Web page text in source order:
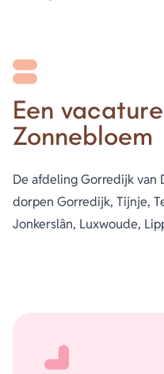
Een
Zonnebloem
De afdeling Gorredijk van
dorpen Gorredijk, Tijnje,
Jonkerslân, Luxwoude,